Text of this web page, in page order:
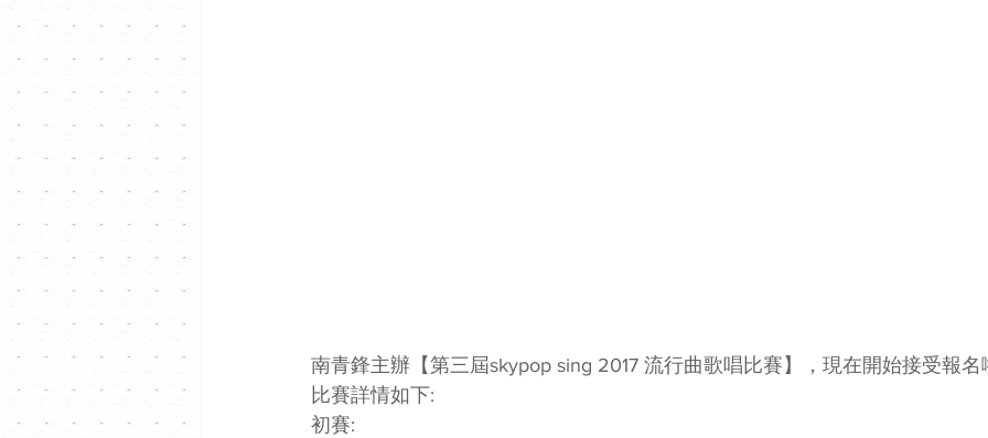
南青鋒主辦【第三屆skypop sing 2017 流行曲歌唱比賽】，現在開始接受報名
比賽詳情如下:
初賽: